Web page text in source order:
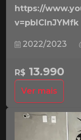
https://
v=pbICInJYMfk
2022/2023
R$ 13.990
Ver mais